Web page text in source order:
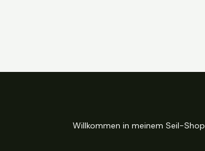
Willkommen in meinem Seil-Shop